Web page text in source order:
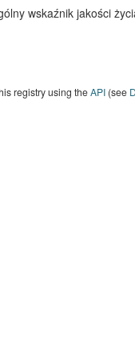
wskaźnik jakości
registry using theAPI(see